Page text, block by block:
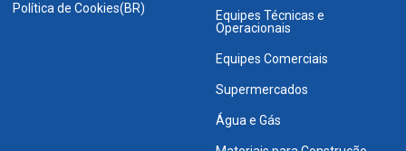
Política de Cookies(BR)
Equipes Técnicas e
Operacionais
Equipes Comerciais
Supermercados
Água e Gás